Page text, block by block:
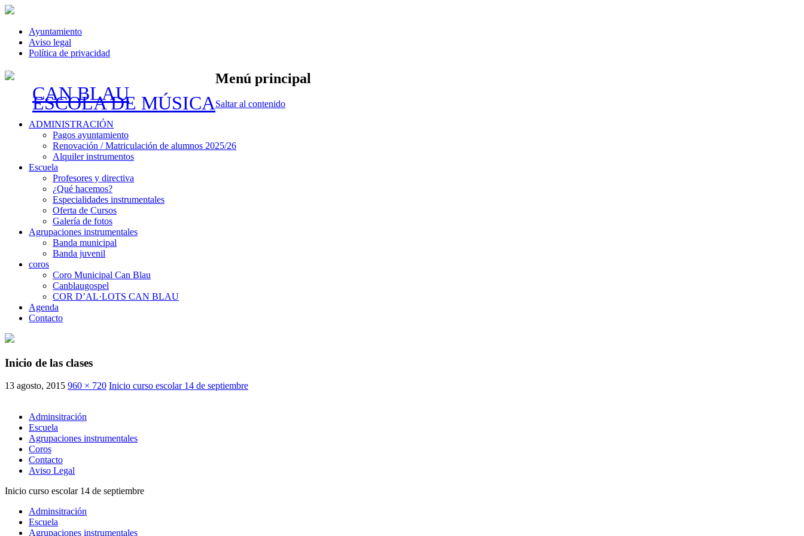
Ayuntamiento
Aviso legal
Política de privacidad
CAN BLAU
ESCOLA DE MÚSICA
Menú principal
Saltar al contenido
ADMINISTRACIÓN
Pagos ayuntamiento
Renovación / Matriculación de alumnos 2025/26
Alquiler instrumentos
Escuela
Profesores y directiva
¿Qué hacemos?
Especialidades instrumentales
Oferta de Cursos
Galería de fotos
Agrupaciones instrumentales
Banda municipal
Banda juvenil
coros
Coro Municipal Can Blau
Canblaugospel
COR D’AL·LOTS CAN BLAU
Agenda
Contacto
Inicio de las clases
13 agosto, 2015 960 × 720 Inicio curso escolar 14 de septiembre
Adminsitración
Escuela
Agrupaciones instrumentales
Coros
Contacto
Aviso Legal
Inicio curso escolar 14 de septiembre
Adminsitración
Escuela
Agrupaciones instrumentales